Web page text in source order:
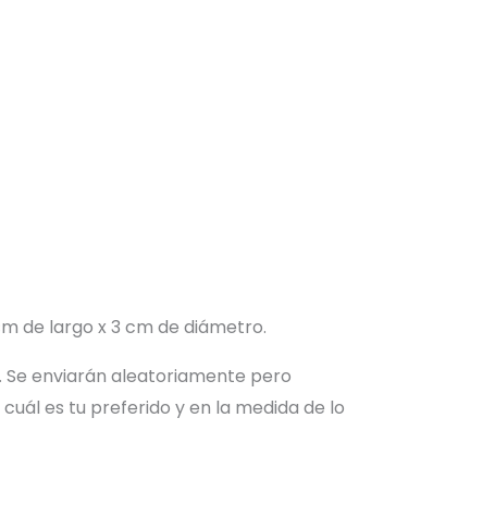
de largo x 3 cm de diámetro.
Se enviarán aleatoriamente pero
es tu preferido y en la medida de lo